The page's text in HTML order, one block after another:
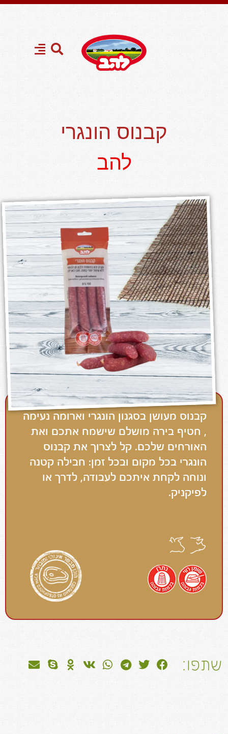
קבנוס הונגרי
להב
קבנוס מעושן בסגנון הונגרי וארומה נעימה
, חטיף בירה מושלם שישמח אתכם ואת
האורחים שלכם. קל לצרוך את קבנוס
הונגרי בכל מקום ובכל זמן: חבילה קטנה
ונוחה לקחת איתכם לעבודה, לדרך או
לפיקניק.
שתפו: